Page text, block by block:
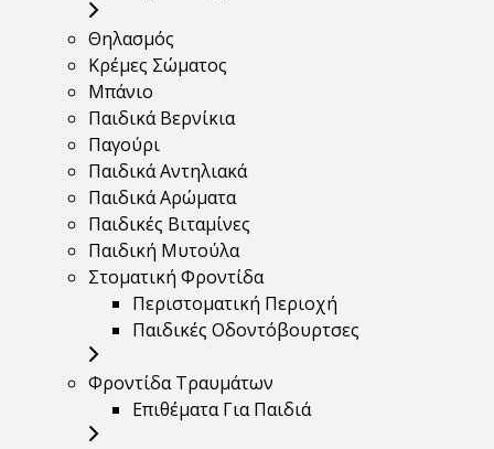
Θηλασμός
Κρέμες Σώματος
Μπάνιο
Παιδικά Βερνίκια
Παγούρι
Παιδικά Αντηλιακά
Παιδικά Αρώματα
Παιδικές Βιταμίνες
Παιδική Μυτούλα
Στοματική Φροντίδα
Περιστοματική Περιοχή
Παιδικές Οδοντόβουρτσες
Φροντίδα Τραυμάτων
Επιθέματα Για Παιδιά